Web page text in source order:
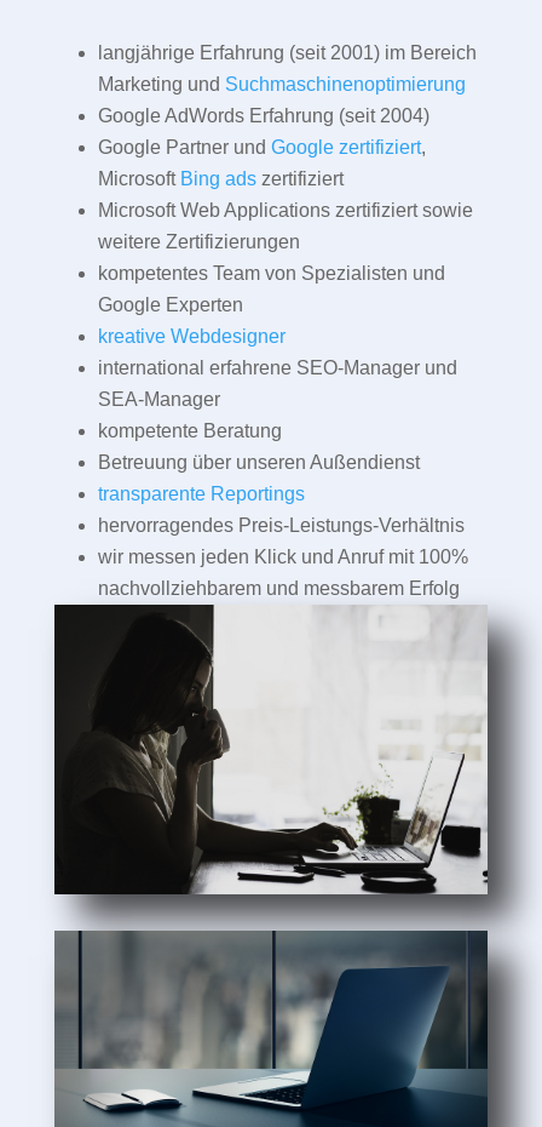
langjährige Erfahrung (seit 2001) im Bereich
Marketing und Suchmaschinenoptimierung
Google AdWords Erfahrung (seit 2004)
Google Partner und Google zertifiziert,
Microsoft Bing adszertifiziert
Microsoft Web Applications zertifiziert sowie
weitere Zertifizierungen
kompetentes Team von Spezialisten und
Google Experten
kreative Webdesigner
international erfahrene SEO-Manager und
SEA-Manager
kompetente Beratung
Betreuung über unseren Außendienst
transparente Reportings
hervorragendes Preis-Leistungs-Verhältnis
wir messen jeden Klick und Anruf mit 100%
nachvollziehbarem und messbarem Erfolg